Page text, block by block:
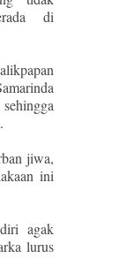
di
jiwa,
ini
agak
lurus